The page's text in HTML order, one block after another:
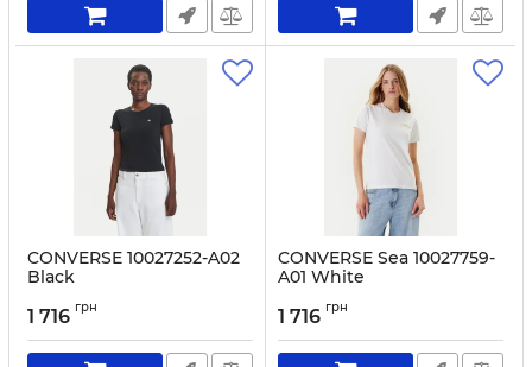
CONVERSE 10027252-A02
Black
1 716 грн
CONVERSE Sea 10027759-
A01 White
1 716 грн